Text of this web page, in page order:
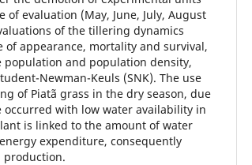
evaluation (May, June, July, August
of the tillering dynamics
appearance, mortality and survival,
and population density,
Newman-Keuls (SNK). The use
of Piatã grass in the dry season, due
with low water availability in
is linked to the amount of water
expenditure, consequently
production.